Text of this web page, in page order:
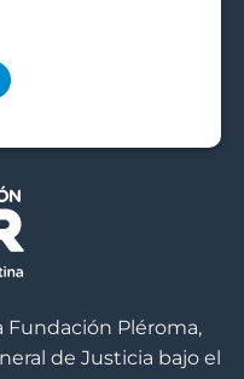
Fundación Pléroma,
de Justicia bajo el